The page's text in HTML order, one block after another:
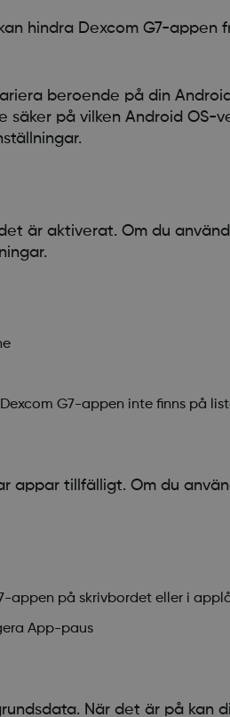
hindra Dexcom G7-
beroende på din
på vilken Android OS-
är aktiverat. Om du
G7-appen inte finns på
appar tillfälligt. Om du
appen på skrivbordet eller i
App-paus
När det är på kan